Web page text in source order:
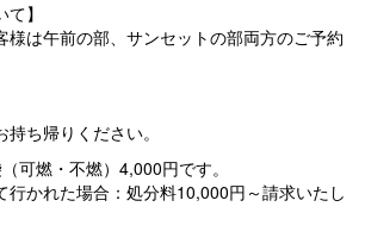
】
様は午前の部、サンセットの部両方のご予約
ち帰りください。
可燃・不燃）4,000円です。
行かれた場合：処分料10,000円～請求いたし